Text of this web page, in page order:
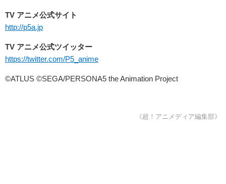
TV アニメ公式サイト
http://p5a.jp
TV アニメ公式ツイッター
https://twitter.com/P5_anime
©ATLUS ©SEGA/PERSONA5 the Animation Project
《超！アニメディア編集部》